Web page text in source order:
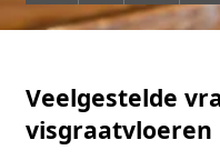
Veelgestelde
visgraatvloeren